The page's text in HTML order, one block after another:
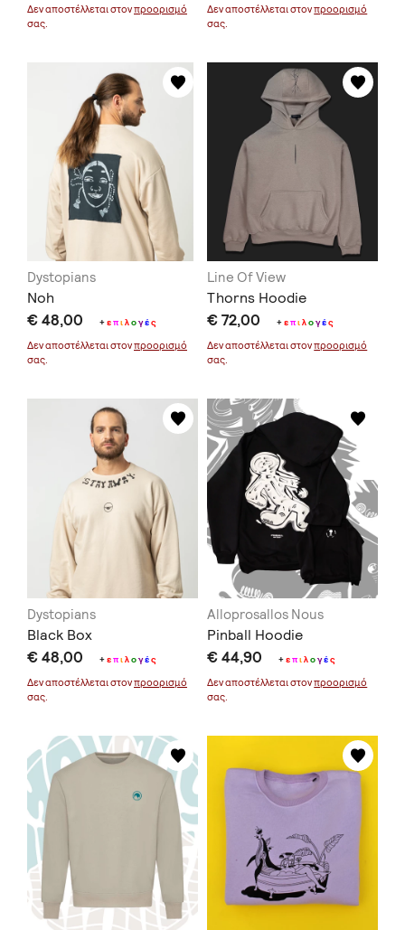
Δεν αποστέλλεται στονπροορισμό
σας.
Δεν αποστέλλεται στονπροορισμό
σας.
Dystopians
Noh
€ 48,00 +επιλογές
Δεν αποστέλλεται στονπροορισμό
σας.
Line Of View
Thorns Hoodie
€ 72,00 +επιλογές
Δεν αποστέλλεται στονπροορισμό
σας.
Dystopians
Black Box
€ 48,00 +επιλογές
Δεν αποστέλλεται στονπροορισμό
σας.
Alloprosallos Nous
Pinball Hoodie
€ 44,90 +επιλογές
Δεν αποστέλλεται στονπροορισμό
σας.